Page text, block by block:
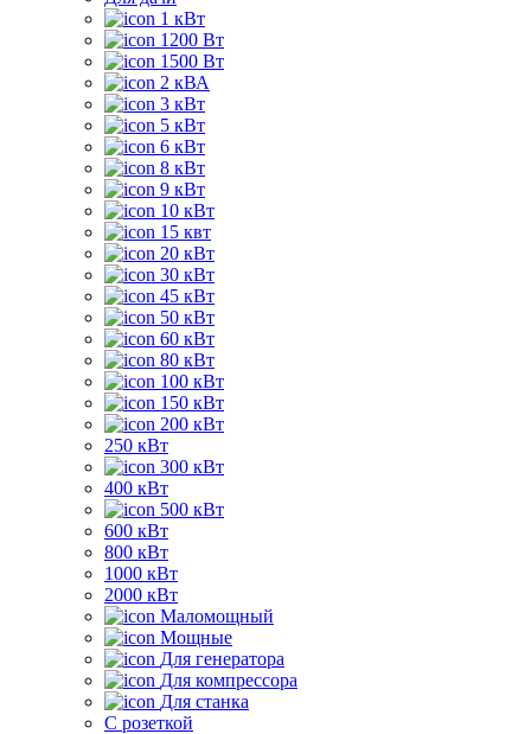
1 кВт
1200 Вт
1500 Вт
2 кВА
3 кВт
5 кВт
6 кВт
8 кВт
9 кВт
10 кВт
15 квт
20 кВт
30 кВт
45 кВт
50 кВт
60 кВт
80 кВт
100 кВт
150 кВт
200 кВт
250 кВт
300 кВт
400 кВт
500 кВт
600 кВт
800 кВт
1000 кВт
2000 кВт
Маломощный
Мощные
Для генератора
Для компрессора
Для станка
C розеткой